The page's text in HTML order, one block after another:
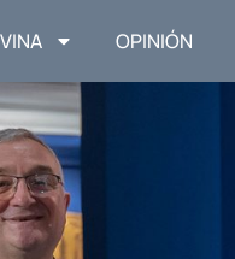
OPINIÓN